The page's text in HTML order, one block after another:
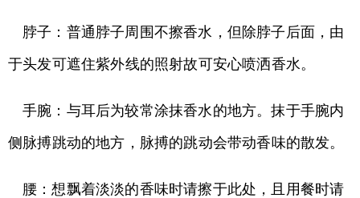
脖子：普通脖子周围不擦香水，但除脖子后面，由
于头发可遮住紫外线的照射故可安心喷洒香水。
手腕：与耳后为较常涂抹香水的地方。抹于手腕内
侧脉搏跳动的地方，脉搏的跳动会带动香味的散发。
腰：想飘着淡淡的香味时请擦于此处，且用餐时请